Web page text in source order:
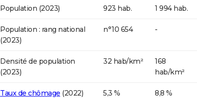
Population (2023) 923 hab. 1 994 hab.
Population : rang national
(2023)
n°10 654 -
Densité de population
(2023)
32 hab/km²
168
hab/km²
Taux de chômage (2022) 5,3 % 8,8 %